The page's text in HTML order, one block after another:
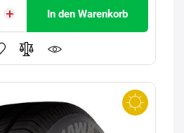
In den Warenkorb